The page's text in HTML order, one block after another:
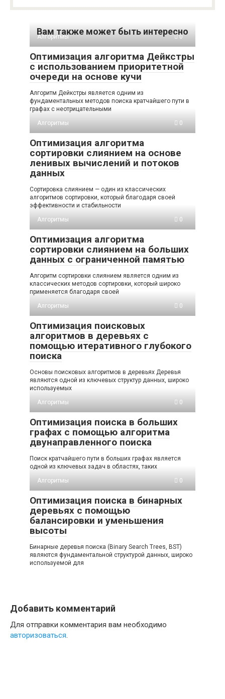
Вам также может быть интересно
Алгоритмы 0
Оптимизация алгоритма Дейкстры
с использованием приоритетной
очереди на основе кучи
Алгоритм Дейкстры является одним из
фундаментальных методов поиска кратчайшего пути в
графах с неотрицательными
Алгоритмы
0
Оптимизация алгоритма
сортировки слиянием на основе
ленивых вычислений и потоков
данных
Сортировка слиянием — один из классических
алгоритмов сортировки, который благодаря своей
эффективности и стабильности
Алгоритмы
0
Оптимизация алгоритма
сортировки слиянием на больших
данных с ограниченной памятью
Алгоритм сортировки слиянием является одним из
классических методов сортировки, который широко
применяется благодаря своей
Алгоритмы
0
Оптимизация поисковых
алгоритмов в деревьях с
помощью итеративного глубокого
поиска
Основы поисковых алгоритмов в деревьях Деревья
являются одной из ключевых структур данных, широко
используемых
Алгоритмы
0
Оптимизация поиска в больших
графах с помощью алгоритма
двунаправленного поиска
Поиск кратчайшего пути в больших графах является
одной из ключевых задач в областях, таких
Алгоритмы
0
Оптимизация поиска в бинарных
деревьях с помощью
балансировки и уменьшения
высоты
Бинарные деревья поиска (Binary Search Trees, BST)
являются фундаментальной структурой данных, широко
используемой для
Добавить комментарий
Для отправки комментария вам необходимо
авторизоваться.